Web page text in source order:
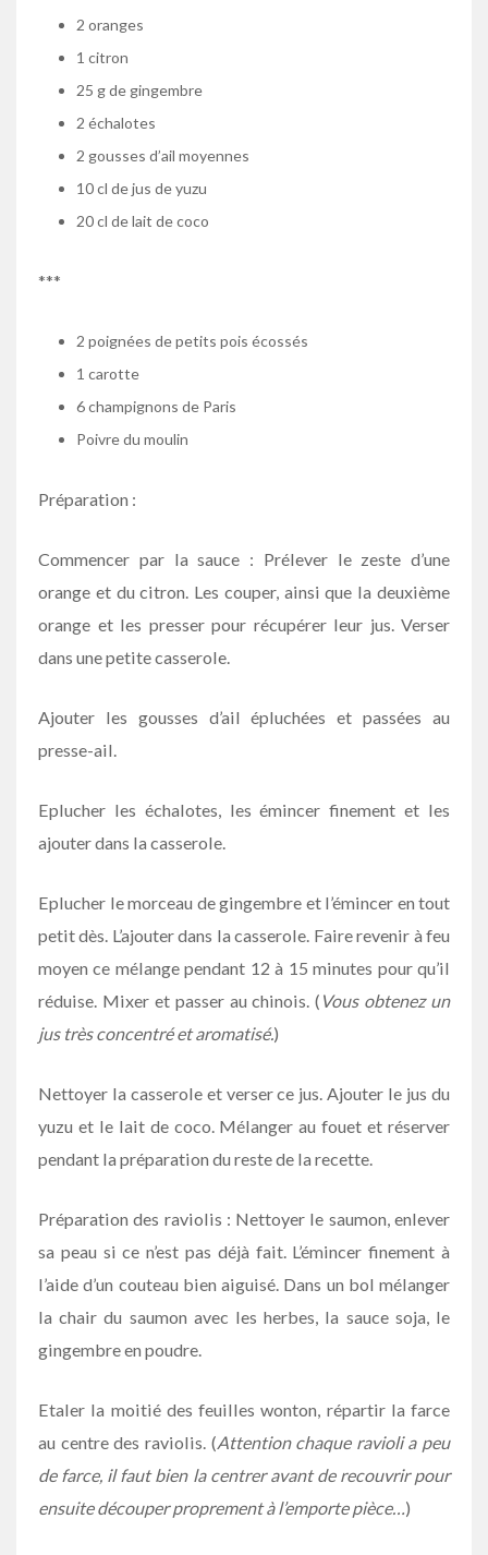
2 oranges
1 citron
25 g de gingembre
2 échalotes
2 gousses d’ail moyennes
10 cl de jus de yuzu
20 cl de lait de coco
***
2 poignées de petits pois écossés
1 carotte
6 champignons de Paris
Poivre du moulin
Préparation :
Commencer par la sauce : Prélever le zeste d’une
orange et du citron. Les couper, ainsi que la deuxième
orange et les presser pour récupérer leur jus. Verser
dans une petite casserole.
Ajouter les gousses d’ail épluchées et passées au
presse-ail.
Eplucher les échalotes, les émincer finement et les
ajouter dans la casserole.
Eplucher le morceau de gingembre et l’émincer en tout
petit dès. L’ajouter dans la casserole. Faire revenir à feu
moyen ce mélange pendant 12 à 15 minutes pour qu’il
réduise. Mixer et passer au chinois. ( Vous obtenez un
jus très concentré et aromatisé.)
Nettoyer la casserole et verser ce jus. Ajouter le jus du
yuzu et le lait de coco. Mélanger au fouet et réserver
pendant la préparation du reste de la recette.
Préparation des raviolis : Nettoyer le saumon, enlever
sa peau si ce n’est pas déjà fait. L’émincer finement à
l’aide d’un couteau bien aiguisé. Dans un bol mélanger
la chair du saumon avec les herbes, la sauce soja, le
gingembre en poudre.
Etaler la moitié des feuilles wonton, répartir la farce
au centre des raviolis. (Attention chaque ravioli a peu
de farce, il faut bien la centrer avant de recouvrir pour
ensuite découper proprement à l’emporte pièce… )